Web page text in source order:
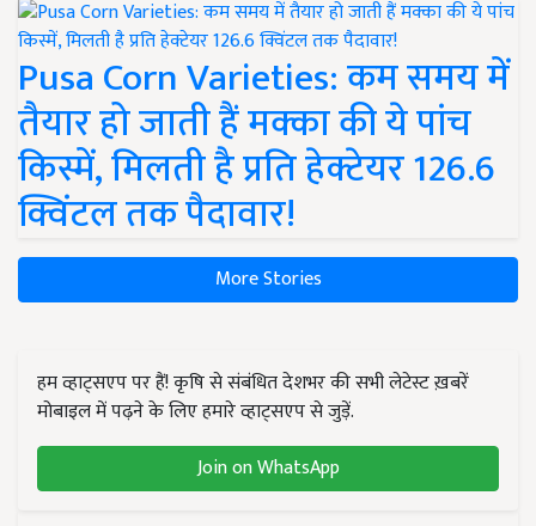
Pusa Corn Varieties: कम समय में
तैयार हो जाती हैं मक्का की ये पांच
किस्में, मिलती है प्रति हेक्टेयर 126.6
क्विंटल तक पैदावार!
More Stories
हम व्हाट्सएप पर हैं! कृषि से संबंधित देशभर की सभी लेटेस्ट ख़बरें
मोबाइल में पढ़ने के लिए हमारे व्हाट्सएप से जुड़ें.
Join on WhatsApp